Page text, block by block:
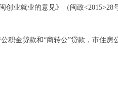
创业就业的意见》（闽政
积金贷款和“商转公”贷款，市住